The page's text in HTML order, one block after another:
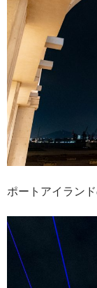
ポートアイラン